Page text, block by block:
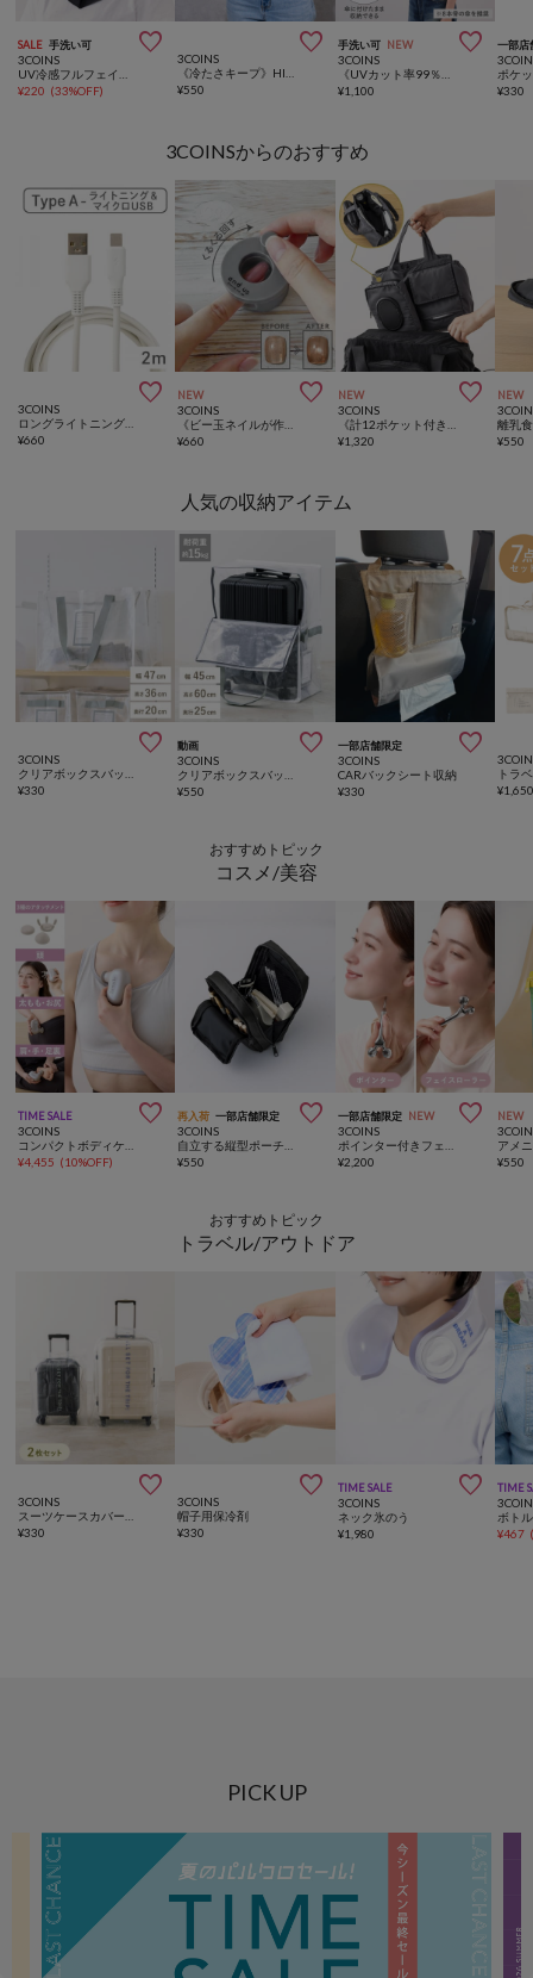
SALE 手洗い可 
3COINS
¥220 (33%OFF)

3COINS
¥550
手洗い可 NEW 
3COINS
¥1,100
一部店
¥330
3COINSからのおすすめ

3COINS
¥660
NEW 
3COINS
¥660
NEW 
3COINS
¥1,320
NEW
¥550
人気の収納アイテム

3COINS
¥330
動画 
3COINS
¥550
一部店舗限定 
3COINS
CARバックシート収納
¥330 ¥
おすすめトピック
コスメ/美容
TIME SALE 
3COINS
¥4,455 (10%OFF)
再入荷 一部店舗限定 
3COINS
¥550
一部店舗限定 NEW 
3COINS
¥2,200
NEW
アメ
¥550
おすすめトピック
トラベル/アウトドア

3COINS
¥330

3COINS
帽子用保冷剤
¥330
TIME SALE 
3COINS
ネック氷のう
¥1,980
TIME
ボト
¥467
PICK UP